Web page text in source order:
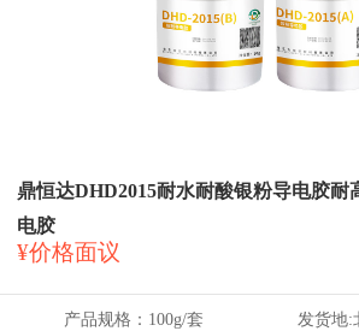
鼎恒达DHD2015耐水耐酸银粉导电胶耐
电胶
¥价格面议
产品规格： 100g/套 发货地: